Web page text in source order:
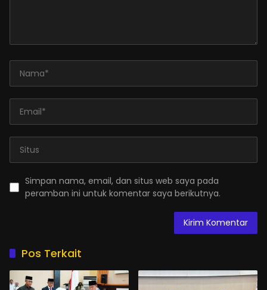
Simpan nama, email, dan situs web saya pada
peramban ini untuk komentar saya berikutnya.
Pos Terkait